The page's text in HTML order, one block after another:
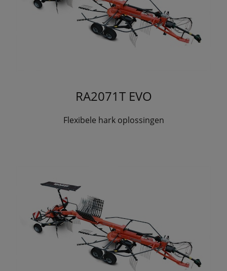
RA2071T EVO
Flexibele hark oplossingen